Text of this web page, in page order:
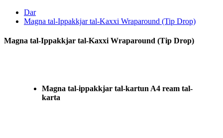
Dar
Magna tal-Ippakkjar tal-Kaxxi Wraparound (Tip Drop)
Magna tal-Ippakkjar tal-Kaxxi Wraparound (Tip Drop)
Magna tal-ippakkjar tal-kartun A4 ream tal-
karta